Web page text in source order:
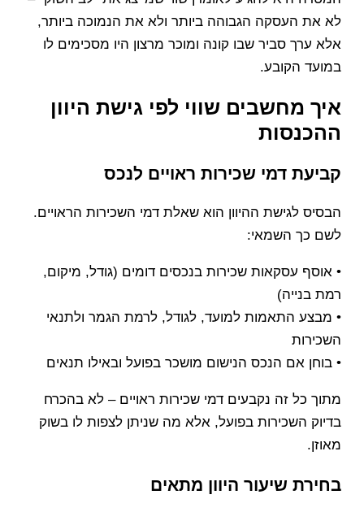
לא את העסקה הגבוהה ביותר ולא את הנמוכה ביותר,
אלא ערך סביר שבו קונה ומוכר מרצון היו מסכימים לו
במועד הקובע.
איך מחשבים שווי לפי גישת היוון
ההכנסות
קביעת דמי שכירות ראויים לנכס
הבסיס לגישת ההיוון הוא שאלת דמי השכירות הראויים.
לשם כך השמאי:
• אוסף עסקאות שכירות בנכסים דומים (גודל, מיקום,
רמת בנייה)
• מבצע התאמות למועד, לגודל, לרמת הגמר ולתנאי
השכירות
• בוחן אם הנכס הנישום מושכר בפועל ובאילו תנאים
מתוך כל זה נקבעים דמי שכירות ראויים – לא בהכרח
בדיוק השכירות בפועל, אלא מה שניתן לצפות לו בשוק
מאוזן.
בחירת שיעור היוון מתאים